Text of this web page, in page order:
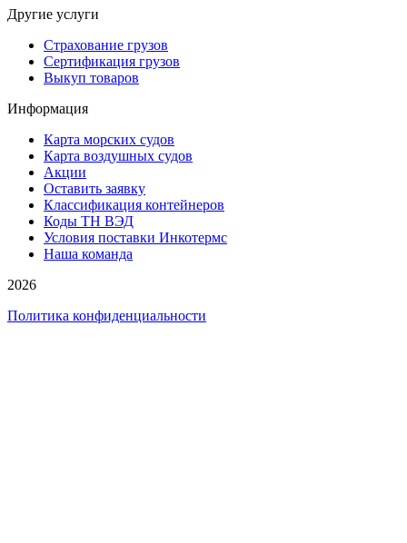
Другие услуги
Страхование грузов
Сертификация грузов
Выкуп товаров
Информация
Карта морских судов
Карта воздушных судов
Акции
Оставить заявку
Классификация контейнеров
Коды ТН ВЭД
Условия поставки Инкотермс
Наша команда
2026
Политика конфиденциальности